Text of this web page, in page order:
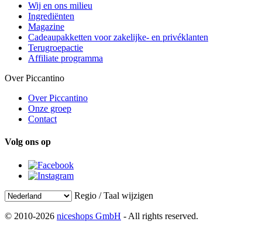
Wij en ons milieu
Ingrediënten
Magazine
Cadeaupakketten voor zakelijke- en privéklanten
Terugroepactie
Affiliate programma
Over Piccantino
Over Piccantino
Onze groep
Contact
Volg ons op
Regio / Taal wijzigen
© 2010-2026 niceshops GmbH - All rights reserved.